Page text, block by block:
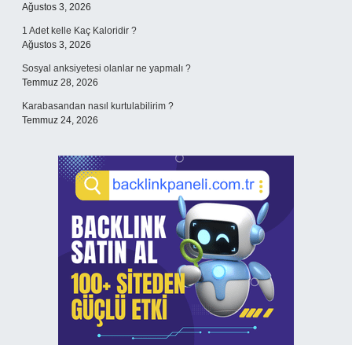
Ağustos 3, 2026
1 Adet kelle Kaç Kaloridir ?
Ağustos 3, 2026
Sosyal anksiyetesi olanlar ne yapmalı ?
Temmuz 28, 2026
Karabasandan nasıl kurtulabilirim ?
Temmuz 24, 2026